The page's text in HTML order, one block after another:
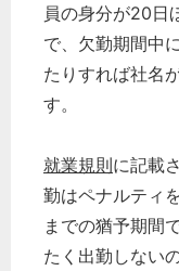
員の身分が20日
で、欠勤期間中
たりすれば社名
す。
就業規則に記載
勤はペナルティ
までの猶予期間
たく出勤しない